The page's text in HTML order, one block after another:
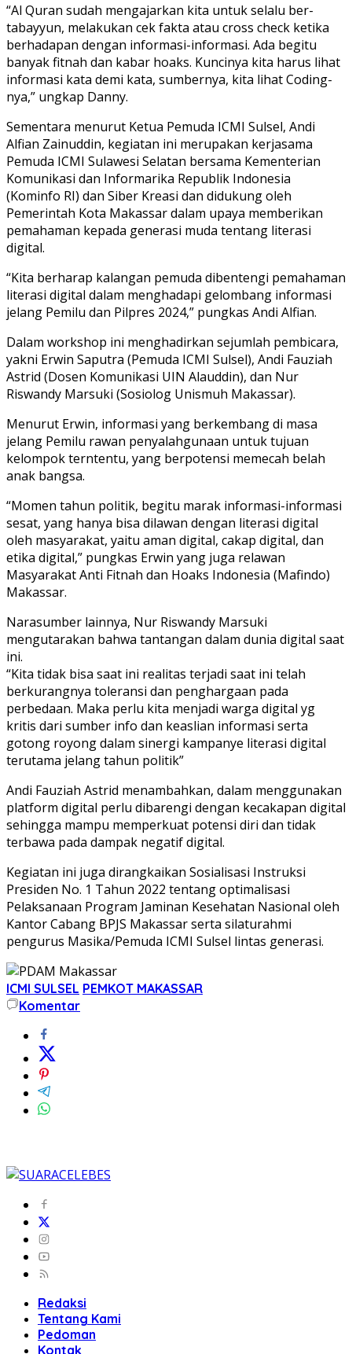
“Al Quran sudah mengajarkan kita untuk selalu ber-
tabayyun, melakukan cek fakta atau cross check ketika
berhadapan dengan informasi-informasi. Ada begitu
banyak fitnah dan kabar hoaks. Kuncinya kita harus lihat
informasi kata demi kata, sumbernya, kita lihat Coding-
nya,” ungkap Danny.
Sementara menurut Ketua Pemuda ICMI Sulsel, Andi
Alfian Zainuddin, kegiatan ini merupakan kerjasama
Pemuda ICMI Sulawesi Selatan bersama Kementerian
Komunikasi dan Informarika Republik Indonesia
(Kominfo RI) dan Siber Kreasi dan didukung oleh
Pemerintah Kota Makassar dalam upaya memberikan
pemahaman kepada generasi muda tentang literasi
digital.
“Kita berharap kalangan pemuda dibentengi pemahaman
literasi digital dalam menghadapi gelombang informasi
jelang Pemilu dan Pilpres 2024,” pungkas Andi Alfian.
Dalam workshop ini menghadirkan sejumlah pembicara,
yakni Erwin Saputra (Pemuda ICMI Sulsel), Andi Fauziah
Astrid (Dosen Komunikasi UIN Alauddin), dan Nur
Riswandy Marsuki (Sosiolog Unismuh Makassar).
Menurut Erwin, informasi yang berkembang di masa
jelang Pemilu rawan penyalahgunaan untuk tujuan
kelompok terntentu, yang berpotensi memecah belah
anak bangsa.
“Momen tahun politik, begitu marak informasi-informasi
sesat, yang hanya bisa dilawan dengan literasi digital
oleh masyarakat, yaitu aman digital, cakap digital, dan
etika digital,” pungkas Erwin yang juga relawan
Masyarakat Anti Fitnah dan Hoaks Indonesia (Mafindo)
Makassar.
Narasumber lainnya, Nur Riswandy Marsuki
mengutarakan bahwa tantangan dalam dunia digital saat
ini.
“Kita tidak bisa saat ini realitas terjadi saat ini telah
berkurangnya toleransi dan penghargaan pada
perbedaan. Maka perlu kita menjadi warga digital yg
kritis dari sumber info dan keaslian informasi serta
gotong royong dalam sinergi kampanye literasi digital
terutama jelang tahun politik”
Andi Fauziah Astrid menambahkan, dalam menggunakan
platform digital perlu dibarengi dengan kecakapan digital
sehingga mampu memperkuat potensi diri dan tidak
terbawa pada dampak negatif digital.
Kegiatan ini juga dirangkaikan Sosialisasi Instruksi
Presiden No. 1 Tahun 2022 tentang optimalisasi
Pelaksanaan Program Jaminan Kesehatan Nasional oleh
Kantor Cabang BPJS Makassar serta silaturahmi
pengurus Masika/Pemuda ICMI Sulsel lintas generasi.
ICMI SULSEL PEMKOT MAKASSAR
Komentar
Redaksi
Tentang Kami
Pedoman
Kontak